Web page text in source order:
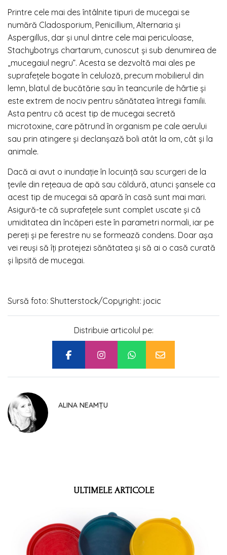
Printre cele mai des întâlnite tipuri de mucegai se
numără Cladosporium, Penicillium, Alternaria și
Aspergillus, dar și unul dintre cele mai periculoase,
Stachybotrys chartarum, cunoscut și sub denumirea de
„mucegaiul negru”. Acesta se dezvoltă mai ales pe
suprafețele bogate în celuloză, precum mobilierul din
lemn, blatul de bucătărie sau în teancurile de hârtie și
este extrem de nociv pentru sănătatea întregii familii.
Asta pentru că acest tip de mucegai secretă
microtoxine, care pătrund în organism pe cale aerului
sau prin atingere și declanșază boli atât la om, cât și la
animale.
Dacă ai avut o inundație în locuință sau scurgeri de la
țevile din rețeaua de apă sau căldură, atunci șansele ca
acest tip de mucegai să apară în casă sunt mai mari.
Asigură-te că suprafețele sunt complet uscate și că
umiditatea din încăperi este în parametri normali, iar pe
pereți și pe ferestre nu se formează condens. Doar așa
vei reuși să îți protejezi sănătatea și să ai o casă curată
și lipsită de mucegai.
Sursă foto: Shutterstock/Copyright: jocic
Distribuie articolul pe:
ALINA NEAMȚU
ULTIMELE ARTICOLE